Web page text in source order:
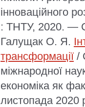
інноваційного
: ТНТУ, 2020. —
Галущак О. Я.
трансформації /
міжнародної
економіка як
листопада